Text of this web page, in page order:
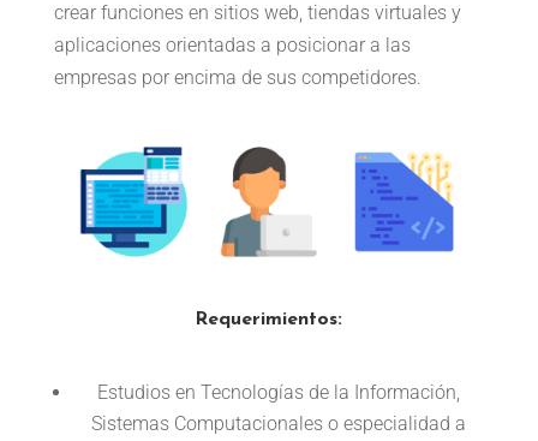
crear funciones en sitios web, tiendas virtuales y
aplicaciones orientadas a posicionar a las
empresas por encima de sus competidores.
Requerimientos:
Estudios en Tecnologías de la Información,
Sistemas Computacionales o especialidad a